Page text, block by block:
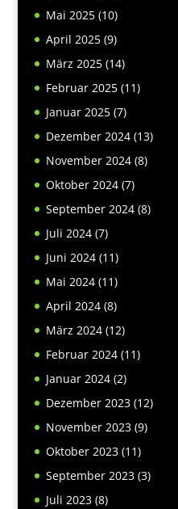
Mai 2025(10)
April 2025(9)
März 2025(14)
Februar 2025(11)
Januar 2025(7)
Dezember 2024(13)
November 2024(8)
Oktober 2024(7)
September 2024(8)
Juli 2024(7)
Juni 2024(11)
Mai 2024(11)
April 2024(8)
März 2024(12)
Februar 2024(11)
Januar 2024(2)
Dezember 2023(12)
November 2023(9)
Oktober 2023(11)
September 2023(3)
Juli 2023(8)